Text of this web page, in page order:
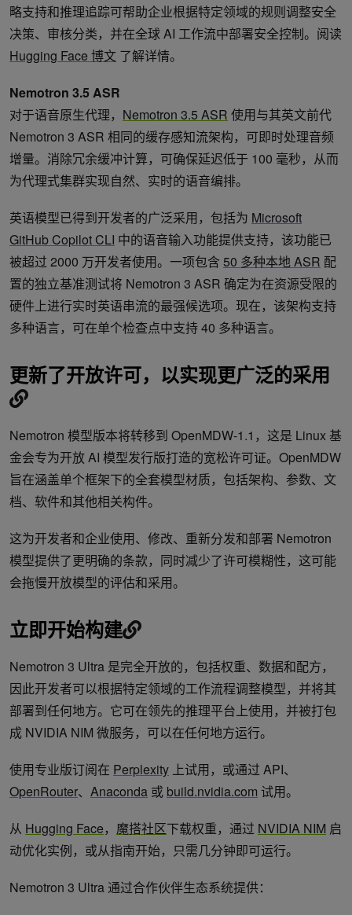
略支持和推理追踪可帮助企业根据特定领域的规则调整安全
决策、审核分类，并在全球 AI 工作流中部署安全控制。阅读
Hugging Face 博文 了解详情。
Nemotron 3.5 ASR
对于语音原生代理， Nemotron 3.5 ASR 使用与其英文前代
Nemotron 3 ASR 相同的缓存感知流架构，可即时处理音频
增量。消除冗余缓冲计算，可确保延迟低于 100 毫秒，从而
为代理式集群实现自然、实时的语音编排。
英语模型已得到开发者的广泛采用，包括为 Microsoft
GitHub Copilot CLI 中的语音输入功能提供支持，该功能已
被超过 2000 万开发者使用。一项包含 50 多种本地 ASR 配
置的独立基准测试将 Nemotron 3 ASR 确定为在资源受限的
硬件上进行实时英语串流的最强候选项。现在，该架构支持
多种语言，可在单个检查点中支持 40 多种语言。
更新了开放许可，以实现更广泛的采用
Nemotron 模型版本将转移到 OpenMDW-1.1，这是 Linux 基
金会专为开放 AI 模型发行版打造的宽松许可证。OpenMDW
旨在涵盖单个框架下的全套模型材质，包括架构、参数、文
档、软件和其他相关构件。
这为开发者和企业使用、修改、重新分发和部署 Nemotron
模型提供了更明确的条款，同时减少了许可模糊性，这可能
会拖慢开放模型的评估和采用。
立即开始构建
Nemotron 3 Ultra 是完全开放的，包括权重、数据和配方，
因此开发者可以根据特定领域的工作流程调整模型，并将其
部署到任何地方。它可在领先的推理平台上使用，并被打包
成 NVIDIA NIM 微服务，可以在任何地方运行。
使用专业版订阅在 Perplexity 上试用，或通过 API、
OpenRouter、 Anaconda 或 build.nvidia.com 试用。
从 Hugging Face， 魔搭社区下载权重，通过 NVIDIA NIM 启
动优化实例，或从指南开始，只需几分钟即可运行。
Nemotron 3 Ultra 通过合作伙伴生态系统提供：